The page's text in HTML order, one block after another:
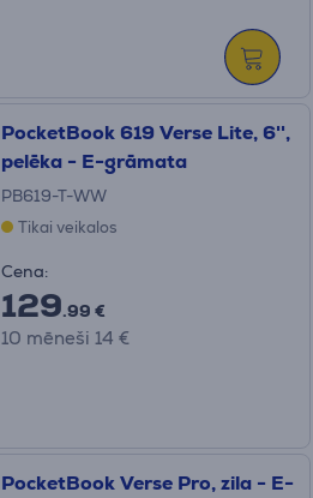
PocketBook 619 Verse Lite, 6'',
pelēka - E-grāmata
PB619-T-WW
Tikai veikalos
Cena:
129.99 €
10 mēneši 14 €
PocketBook Verse Pro, zila - E-